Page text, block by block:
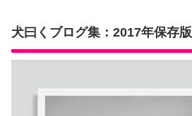
犬曰くブログ集：2017年保存版